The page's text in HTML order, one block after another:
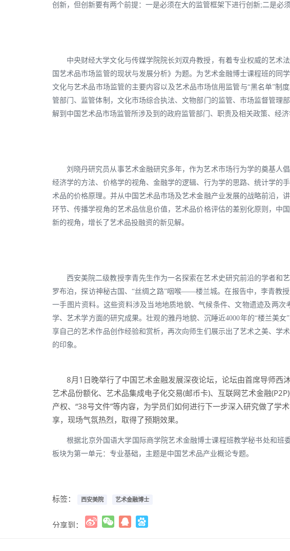
创新，但创新要有两个前提：一是必须在大的监管框架下进行创新;二是必
中央财经大学文化与传媒学院院长刘双舟教授，有着专业权威的艺术
国艺术品市场监管的现状与发展分析》为题。为艺术金融博士课程班的
文化与艺术品市场监管的主要内容以及艺术品市场信用监管与“黑名单”
管部门、监管体制，文化市场综合执法、文物部门的监管、市场监督管理
解到中国艺术品市场监管所涉及到的政府监管部门、职责及相关政策、经
刘晓丹研究员从事艺术金融研究多年，作为艺术市场行为学的奠基人
经济学的方法、价格学的视角、金融学的逻辑、行为学的思路、统计学的
术品的价格原理。并从中国艺术品市场及艺术金融产业发展的战略前沿，
环节、传播学视角的艺术品信息价值，艺术品价格评估的差别化原则，中
新的视角，增长了艺术品投融资的新见解。
西安美院二级教授李青先生作为一名探索在艺术史研究前沿的学者
罗布泊，探访神秘古国、“丝绸之路”咽喉——楼兰城。在报告中，李青教
一手图片资料。这些资料涉及当地地质地貌、气候条件、文物遗迹及两
学、艺术学方面的研究成果。壮观的雅丹地貌、沉睡近4000年的“楼兰美
享自己的艺术作品创作经验和赏析，再次向师生们展示出了艺术之美、学
的印象。
8月1日晚举行了中国艺术金融发展深夜论坛，论坛由首席导师西
艺术品份额化、艺术品集成电子化交易(邮币卡)、互联网艺术金融
产权、“38号文件”等内容，为学员们如何进行下一步深入研究做了
享，现场气氛热烈，取得了预期效果。
根据北京外国语大学国际商学院艺术金融博士课程班教学秘书处和班
板块为第一单元：专业基础，主题是中国艺术品产业概论专题。
标签： 西安美院 艺术金融博士
分享到：